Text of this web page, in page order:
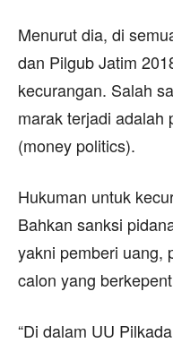
Menurut dia, di
dan Pilgub Jatim
kecurangan. Salah
marak terjadi adalah
(money politics).
Hukuman untuk
Bahkan sanksi
yakni pemberi uang,
calon yang
“Di dalam UU